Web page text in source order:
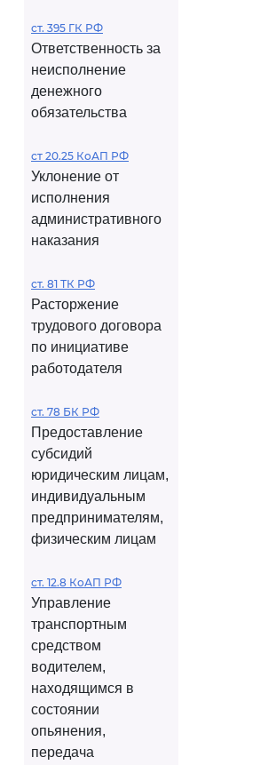
ст. 395 ГК РФ
Ответственность за
неисполнение
денежного
обязательства
ст 20.25 КоАП РФ
Уклонение от
исполнения
административного
наказания
ст. 81 ТК РФ
Расторжение
трудового договора
по инициативе
работодателя
ст. 78 БК РФ
Предоставление
субсидий
юридическим лицам,
индивидуальным
предпринимателям,
физическим лицам
ст. 12.8 КоАП РФ
Управление
транспортным
средством
водителем,
находящимся в
состоянии
опьянения,
передача